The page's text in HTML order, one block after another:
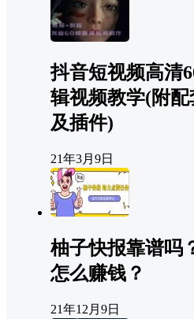
抖音短视频高清
辑视频教学(附配
及插件)
21年3月9日
柚子快报靠谱吗
怎么赚钱？
21年12月9日